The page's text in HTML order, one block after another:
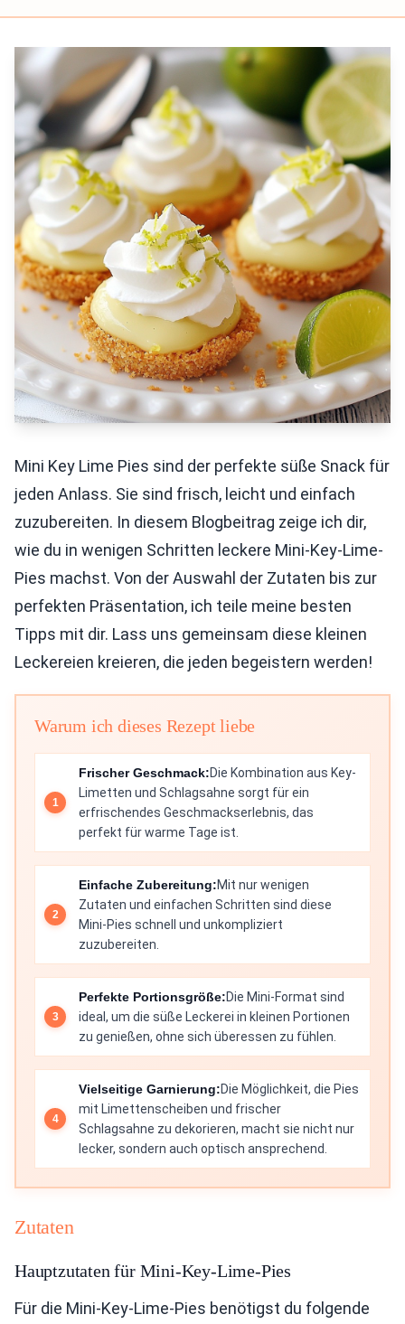
Mini Key Lime Pies sind der perfekte süße Snack für
jeden Anlass. Sie sind frisch, leicht und einfach
zuzubereiten. In diesem Blogbeitrag zeige ich dir,
wie du in wenigen Schritten leckere Mini-Key-Lime-
Pies machst. Von der Auswahl der Zutaten bis zur
perfekten Präsentation, ich teile meine besten
Tipps mit dir. Lass uns gemeinsam diese kleinen
Leckereien kreieren, die jeden begeistern werden!
Warum ich dieses Rezept liebe
Frischer Geschmack:Die Kombination aus Key-
Limetten und Schlagsahne sorgt für ein
erfrischendes Geschmackserlebnis, das
perfekt für warme Tage ist.
Einfache Zubereitung:Mit nur wenigen
Zutaten und einfachen Schritten sind diese
Mini-Pies schnell und unkompliziert
zuzubereiten.
Perfekte Portionsgröße:Die Mini-Format sind
ideal, um die süße Leckerei in kleinen Portionen
zu genießen, ohne sich überessen zu fühlen.
Vielseitige Garnierung:Die Möglichkeit, die Pies
mit Limettenscheiben und frischer
Schlagsahne zu dekorieren, macht sie nicht nur
lecker, sondern auch optisch ansprechend.
Zutaten
Hauptzutaten für Mini-Key-Lime-Pies
Für die Mini-Key-Lime-Pies benötigst du folgende